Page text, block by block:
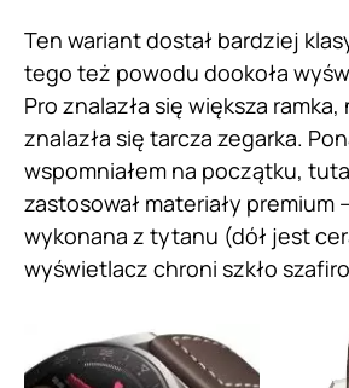
Ten wariant dostał bardziej
tego też powodu dookoła
Pro znalazła się większa
znalazła się tarcza zegarka.
wspomniałem na początku,
zastosował materiały premium
wykonana z tytanu (dół jest
wyświetlacz chroni szkło